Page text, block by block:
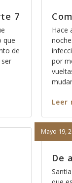
7
que
de
Hace
por
Leer
De
Mayo 19,